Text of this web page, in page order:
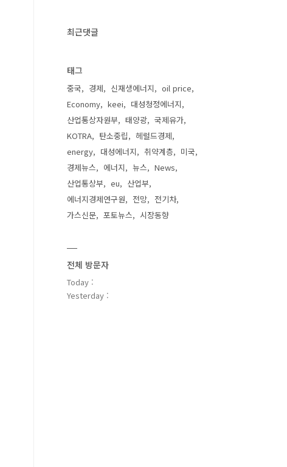
최근댓글
태그
중국 경제 신재생에너지
oil price
Economy
keei
대성청정에너지
산업통상자원부
태양광
국제유가
KOTRA
탄소중립
헤럴드경제
energy
대성에너지 취약계층
미국
경제뉴스
에너지 뉴스
News
산업통상부
eu
산업부
에너지경제연구원
전망
전기차
가스신문
포토뉴스 시장동향
전체 방문자
Today :
Yesterday :